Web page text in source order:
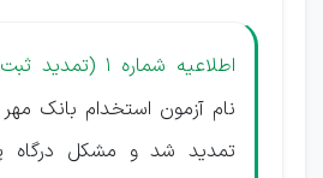
اطلاعیه شماره 1 (تمدید
نام آزمون استخدام بانک مهر
تمدید شد و مشکل درگاه